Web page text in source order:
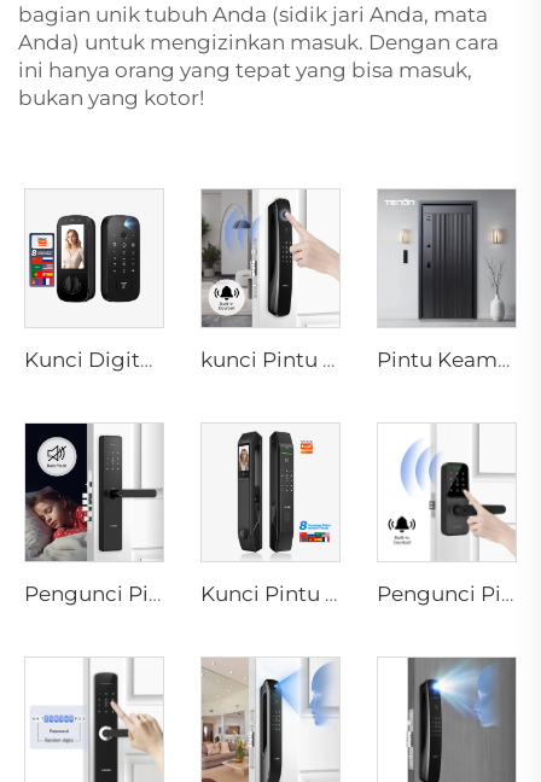
bagian unik tubuh Anda (sidik jari Anda, mata
Anda) untuk mengizinkan masuk. Dengan cara
ini hanya orang yang tepat yang bisa masuk,
bukan yang kotor!
Kunci Digital Elektrik Pintar dengan Pengenalan Sidik Jari Pembuluh Darah Kartu untuk Rumah Tenon K10 Pro kunci Pintu 3D Face dengan Kamera Sidik Jari Kata Sandi Pembuluh Darah Tenon A9 Pro Pintu Keamanan Aluminium Mewah Cerdas untuk Pintu Utama Perumahan M8
Pengunci Pintu Berbasis Biometrik Sidik Jari Rumah Tuya T15 Kunci Pintu Cerdas Otomatis dengan Pemindai Wajah D7pro Pengunci Pintu Bluetooth dengan Wifi Digital Sidik Jari Password Tenon K8